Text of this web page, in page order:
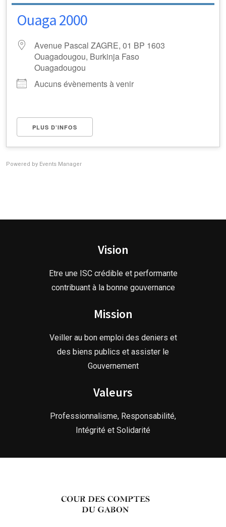
Ouaga 2000
Avenue Pascal ZAGRE, 01 BP 1603
Ouagadougou, Burkinja Faso
Ouagadougou
Aucuns évènements à venir
PLUS D’INFOS
Powered by Events Manager
Vision
Etre une ISC crédible et performante
contribuant à la bonne gouvernance
Mission
Veiller au bon emploi des deniers et
des biens publics et assister le
Gouvernement
Valeurs
Professionnalisme, Responsabilité,
Intégrité et Solidarité